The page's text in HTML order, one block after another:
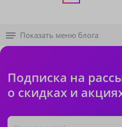
Показать меню блога
Подписка на
о скидках и